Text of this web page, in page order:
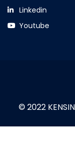
Linkedin
Youtube
© 2022